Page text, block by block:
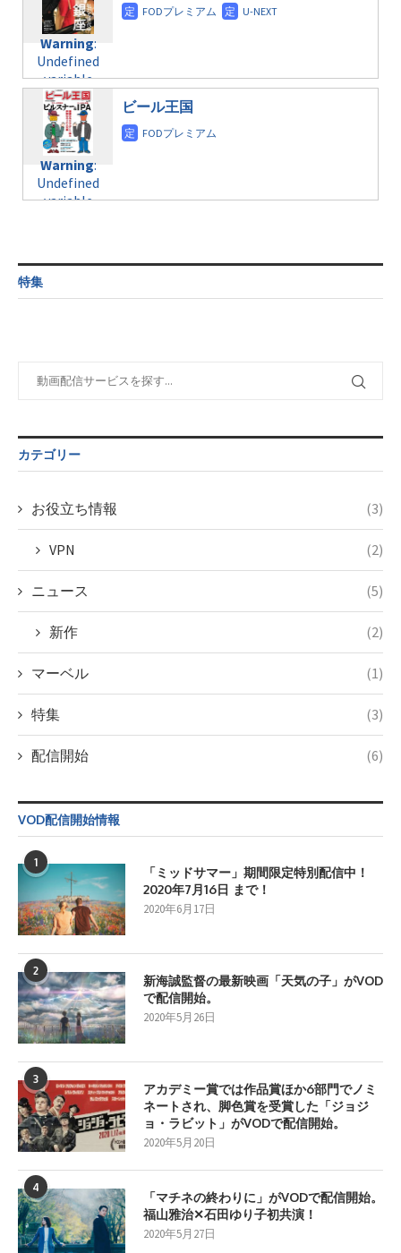
child/post-
formats/format-
taxmagazine.php
on line34
Warning:
Undefined
variable
$post_id in
/home/c4607168/public_html/osusume-
doga.com/wp-
content/themes/soledad-
child/post-
formats/format-
taxmagazine.php
on line43
doga.com/wp-
content/themes/soledad-
child/post-
formats/format-
taxmagazine.php
on line31
Warning
Undefined
variable
$post_id in
child/post-
formats/format-
taxmagazine.php
Warning:
Undefined
variable
$post_id in
/home/c4607168/public_html/osusume-
doga.com/wp-
content/themes/soledad-
child/post-
formats/format-
taxmagazine.php
Undefined
variable
child/post-
on line34
Warning:
Undefined
variable
content/themes/soledad-
child/post-
Warning:
$post_id in
/home/c4607168/public_html/osusume-
doga.com/wp-
child/post-
taxmagazine.php
on line
ビール王国
特集
カテゴリー
お役立ち情報 (3)
VPN (2)
ニュース (5)
新作 (2)
マーベル (1)
特集 (3)
配信開始 (6)
VOD配信開始情報
1
「ミッドサマー」期間限定特別配信中！
2020年7月16日 まで！
2020年6月17日
2
新海誠監督の最新映画「天気の子」がVOD
で配信開始。
2020年5月26日
3
アカデミー賞では作品賞ほか6部門でノミ
ネートされ、脚色賞を受賞した「ジョジ
ョ・ラビット」がVODで配信開始。
2020年5月20日
4
「マチネの終わりに」がVODで配信開始。
福山雅治✕石田ゆり子初共演！
2020年5月27日